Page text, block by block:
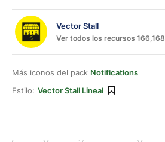
Vector Stall
Ver todos los recursos 166,168
Más iconos del pack Notifications
Estilo: Vector Stall Lineal